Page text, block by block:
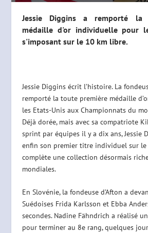
Jessie Diggins a remporté la
médaille d'or individuelle pour
s'imposant sur le 10 km libre.
Jessie Diggins écrit l’histoire. La
remporté la toute première médaille
les Etats-Unis aux Championnats du
Déjà dorée, mais avec sa compatriote
sprint par équipes il y a dix ans, Jessie
enfin son premier titre individuel sur le
complète une collection désormais
mondiales.
En Slovénie, la fondeuse d’Afton a
Suédoises Frida Karlsson et Ebba
secondes. Nadine Fähndrich a réalisé
pour terminer au 8e rang, quelques